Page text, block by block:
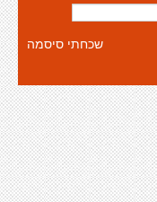
שכחתי סיסמה